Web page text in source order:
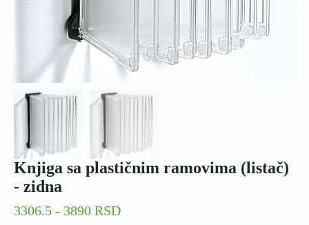
Knjiga sa plastičnim ramovima (listač)
- zidna
3306.5 - 3890 RSD